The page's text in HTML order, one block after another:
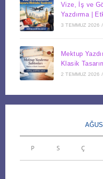
Vize, İş ve
Yazdırma |
3 TEMMUZ 2026 /
Mektup
Klasik
2 TEMMUZ 2026 /
P S Ç